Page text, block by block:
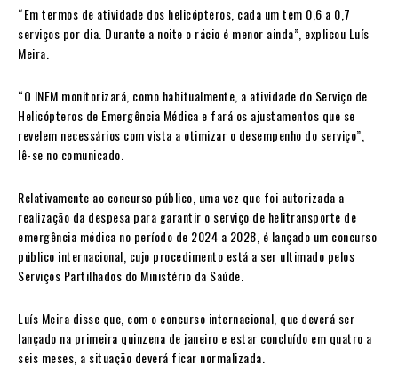
“Em termos de atividade dos helicópteros, cada um tem 0,6 a 0,7
serviços por dia. Durante a noite o rácio é menor ainda”, explicou Luís
Meira.
“O INEM monitorizará, como habitualmente, a atividade do Serviço de
Helicópteros de Emergência Médica e fará os ajustamentos que se
revelem necessários com vista a otimizar o desempenho do serviço”,
lê-se no comunicado.
Relativamente ao concurso público, uma vez que foi autorizada a
realização da despesa para garantir o serviço de helitransporte de
emergência médica no período de 2024 a 2028, é lançado um concurso
público internacional, cujo procedimento está a ser ultimado pelos
Serviços Partilhados do Ministério da Saúde.
Luís Meira disse que, com o concurso internacional, que deverá ser
lançado na primeira quinzena de janeiro e estar concluído em quatro a
seis meses, a situação deverá ficar normalizada.